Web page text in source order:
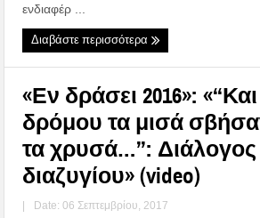
ενδιαφέρ ...
Διαβάστε περισσότερα
«Εν δράσει 2016»:
δρόμου τα μισά
τα χρυσά…’’:
διαζυγίου» (video)
| Date: 06 Σεπτεμβρίου, 2017